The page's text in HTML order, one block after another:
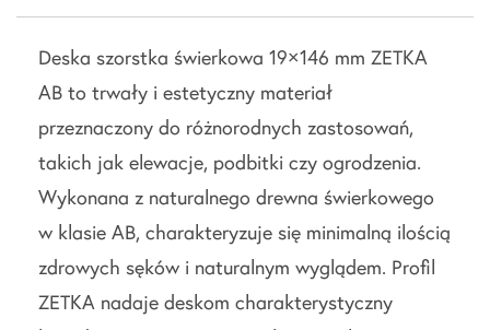
Deska szorstka świerkowa 19×146 mm ZETKA
AB to trwały i estetyczny materiał
przeznaczony do różnorodnych zastosowań,
takich jak elewacje, podbitki czy ogrodzenia.
Wykonana z naturalnego drewna świerkowego
w klasie AB, charakteryzuje się minimalną ilością
zdrowych sęków i naturalnym wyglądem. Profil
ZETKA nadaje deskom charakterystyczny